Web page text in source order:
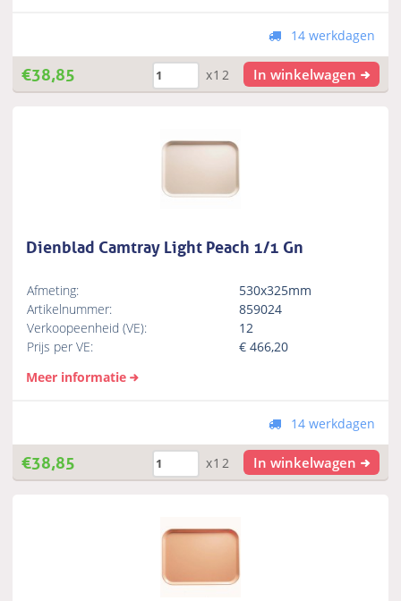
14 werkdagen
€38,85 x12 In winkelwagen
Dienblad Camtray Light Peach 1/1 Gn
Afmeting:
530x325mm
Artikelnummer:
859024
Verkoopeenheid (VE):
12
Prijs per VE:
€466,20
Meer informatie
14 werkdagen
€38,85 x12 In winkelwagen